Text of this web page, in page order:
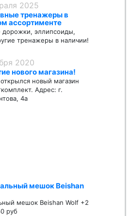
2025
тренажеры в
ассортименте
дорожки, эллипсоиды,
тренажеры в наличии!
2020
нового магазина!
новый магазин
Адрес: г.
4а
мешок Beishan
мешок Beishan Wolf +2
руб